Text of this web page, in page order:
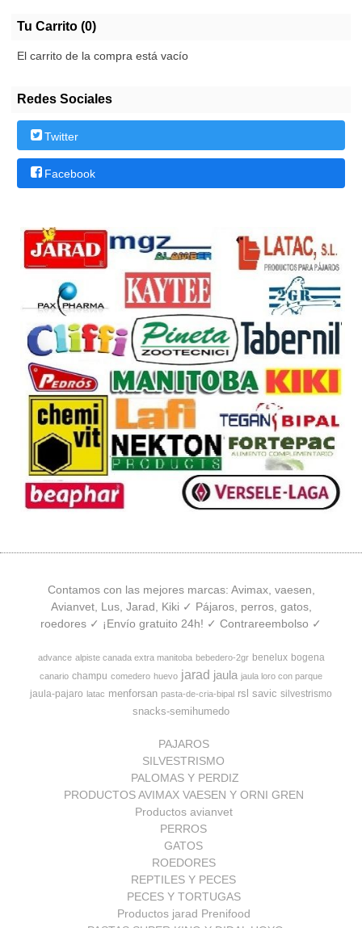
Tu Carrito (0)
El carrito de la compra está vacío
Redes Sociales
Twitter
Facebook
Contamos con las mejores marcas: Avimax, vaesen,
Avianvet, Lus, Jarad, Kiki ✓ Pájaros, perros, gatos,
roedores ✓ ¡Envío gratuito 24h! ✓ Contrareembolso ✓
advance alpiste canada extra manitoba bebedero-2gr benelux bogena
canario champu comedero huevo jarad jaula jaula loro con parque
jaula-pajaro latac menforsan pasta-de-cria-bipal rsl savic silvestrismo
snacks-semihumedo
PAJAROS
SILVESTRISMO
PALOMAS Y PERDIZ
PRODUCTOS AVIMAX VAESEN Y ORNI GREN
Productos avianvet
PERROS
GATOS
ROEDORES
REPTILES Y PECES
PECES Y TORTUGAS
Productos jarad Prenifood